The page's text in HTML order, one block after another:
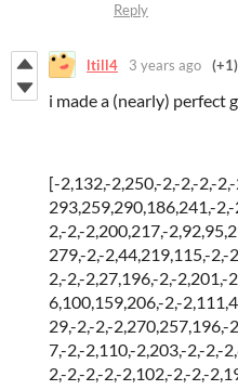
Reply
ltill4 3 years ago (+1)
i made a (nearly) perfect
[-2,132,-2,250,-2,-2,-2,-
293,259,290,186,241,-
2,-2,-2,200,217,-
279,-2,-2,44,219,115,-2,-
2,-2,-2,27,196,-2,-
6,100,159,206,-2,-
29,-2,-2,-2,270,257,196,-
7,-2,-2,110,-2,203,-2,-2,-
2,-2,-2,-2,-2,102,-2,-2,-